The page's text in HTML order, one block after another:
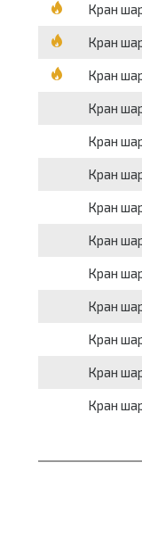
Кран
Кран
Кран
Кран
Кран
Кран
Кран
Кран
Кран
Кран
Кран
Кран
Кран